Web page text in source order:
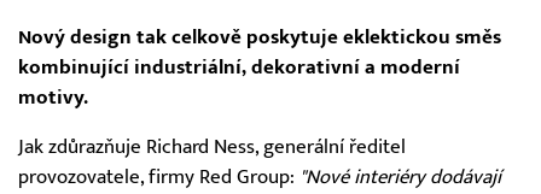
Nový design tak celkově poskytuje eklektickou směs
kombinující industriální, dekorativní a moderní
motivy.
Jak zdůrazňuje Richard Ness, generální ředitel
provozovatele, firmy Red Group: "Nové interiéry dodávají